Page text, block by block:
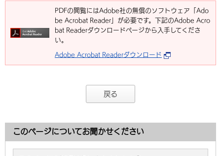
PDFの閲覧にはAdobe社の無償のソフトウェア「Ado
be Acrobat Reader」が必要です。下記のAdobe Acro
bat Readerダウンロードページから入手してくださ
い。
Adobe Acrobat Readerダウンロード
戻る
このページについてお聞かせください